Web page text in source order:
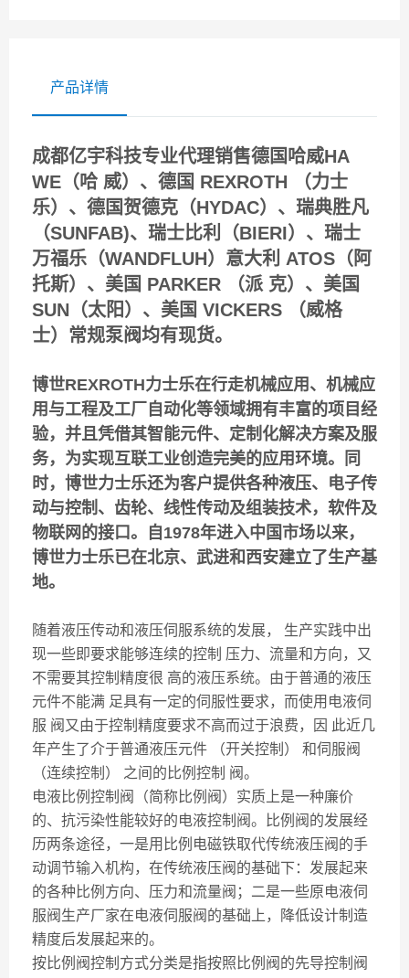
产品详情
成都亿宇科技专业代理销售德国哈威HA
WE（哈 威）、德国 REXROTH （力士
乐）、德国贺德克（HYDAC）、瑞典胜凡
（SUNFAB)、瑞士比利（BIERI）、瑞士
万福乐（WANDFLUH）意大利 ATOS（阿
托斯）、美国 PARKER （派 克）、美国
SUN（太阳）、美国 VICKERS （威格
士）常规泵阀均有现货。
博世REXROTH力士乐在行走机械应用、机械应
用与工程及工厂自动化等领域拥有丰富的项目经
验，并且凭借其智能元件、定制化解决方案及服
务，为实现互联工业创造完美的应用环境。同
时，博世力士乐还为客户提供各种液压、电子传
动与控制、齿轮、线性传动及组装技术，软件及
物联网的接口。自1978年进入中国市场以来，
博世力士乐已在北京、武进和西安建立了生产基
地。
随着液压传动和液压伺服系统的发展， 生产实践中出
现一些即要求能够连续的控制 压力、流量和方向，又
不需要其控制精度很 高的液压系统。由于普通的液压
元件不能满 足具有一定的伺服性要求，而使用电液伺
服 阀又由于控制精度要求不高而过于浪费，因 此近几
年产生了介于普通液压元件 （开关控制） 和伺服阀
（连续控制） 之间的比例控制 阀。
电液比例控制阀（简称比例阀）实质上是一种廉价
的、抗污染性能较好的电液控制阀。比例阀的发展经
历两条途径，一是用比例电磁铁取代传统液压阀的手
动调节输入机构，在传统液压阀的基础下：发展起来
的各种比例方向、压力和流量阀；二是一些原电液伺
服阀生产厂家在电液伺服阀的基础上，降低设计制造
精度后发展起来的。
按比例阀控制方式分类是指按照比例阀的先导控制阀